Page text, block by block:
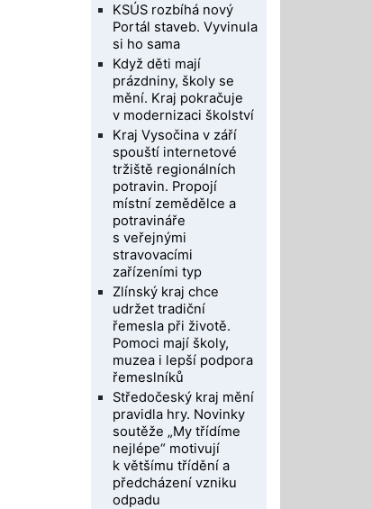
KSÚS rozbíhá nový
Portál staveb. Vyvinula
si ho sama
Když děti mají
prázdniny, školy se
mění. Kraj pokračuje
v modernizaci školství
Kraj Vysočina v září
spouští internetové
tržiště regionálních
potravin. Propojí
místní zemědělce a
potravináře
s veřejnými
stravovacími
zařízeními typ
Zlínský kraj chce
udržet tradiční
řemesla při životě.
Pomoci mají školy,
muzea i lepší podpora
řemeslníků
Středočeský kraj mění
pravidla hry. Novinky
soutěže „My třídíme
nejlépe“ motivují
k většímu třídění a
předcházení vzniku
odpadu